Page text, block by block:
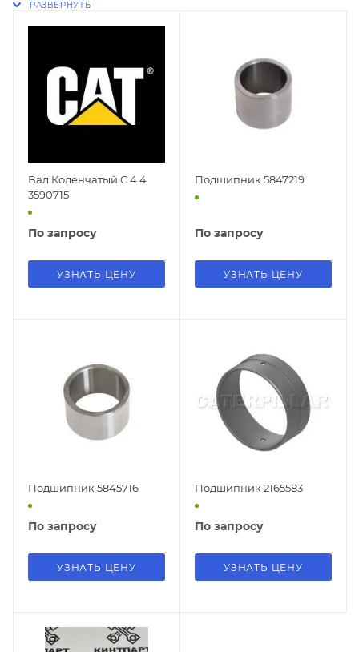
Вал Коленчатый C 4 4
3590715
По запросу
УЗНАТЬ ЦЕНУ
Подшипник 5847219
По запросу
УЗНАТЬ ЦЕНУ
Подшипник 5845716
По запросу
УЗНАТЬ ЦЕНУ
Подшипник 2165583
По запросу
УЗНАТЬ ЦЕНУ